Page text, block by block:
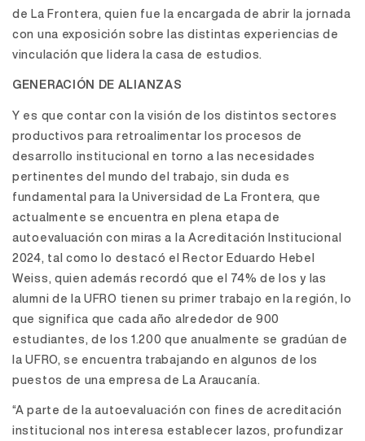
de La Frontera, quien fue la encargada de abrir la jornada
con una exposición sobre las distintas experiencias de
vinculación que lidera la casa de estudios.
GENERACIÓN DE ALIANZAS
Y es que contar con la visión de los distintos sectores
productivos para retroalimentar los procesos de
desarrollo institucional en torno a las necesidades
pertinentes del mundo del trabajo, sin duda es
fundamental para la Universidad de La Frontera, que
actualmente se encuentra en plena etapa de
autoevaluación con miras a la Acreditación Institucional
2024, tal como lo destacó el Rector Eduardo Hebel
Weiss, quien además recordó que el 74% de los y las
alumni de la UFRO tienen su primer trabajo en la región, lo
que significa que cada año alrededor de 900
estudiantes, de los 1.200 que anualmente se gradúan de
la UFRO, se encuentra trabajando en algunos de los
puestos de una empresa de La Araucanía.
“A parte de la autoevaluación con fines de acreditación
institucional nos interesa establecer lazos, profundizar